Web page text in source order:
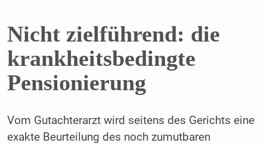
Nicht zielführend: die
krankheitsbedingte
Pensionierung
Vom Gutachterarzt wird seitens des Gerichts eine
exakte Beurteilung des noch zumutbaren